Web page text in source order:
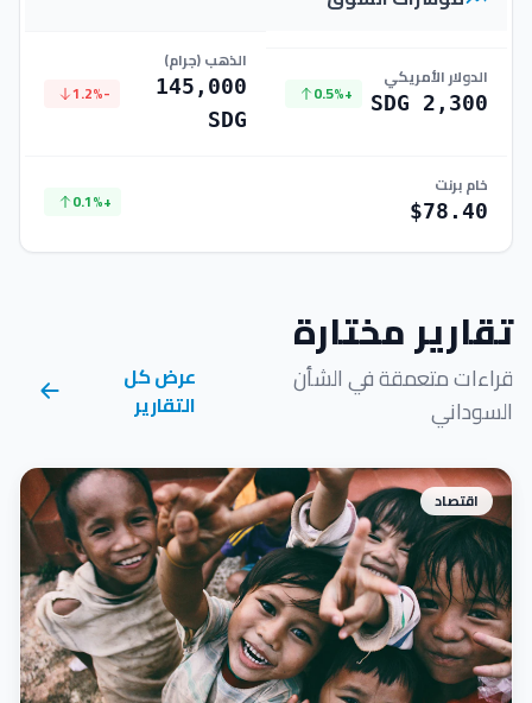
الدولار الأمريكي
2,300 SDG
+0.5%
الذهب (جرام)
145,000
SDG
-1.2%
خام برنت
$78.40
+0.1%
تقارير مختارة
قراءات متعمقة في الشأن
السوداني
عرض كل
التقارير
اقتصاد